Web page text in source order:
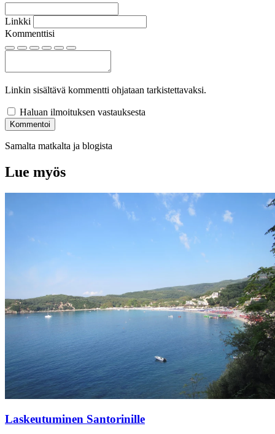
Linkki
Kommenttisi
Linkin sisältävä kommentti ohjataan tarkistettavaksi.
Haluan ilmoituksen vastauksesta
Kommentoi
Samalta matkalta ja blogista
Lue myös
Laskeutuminen Santorinille